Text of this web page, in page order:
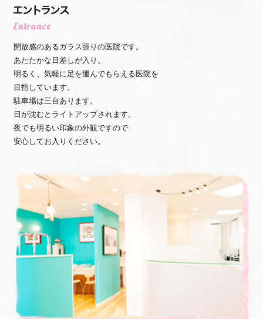
開放感のあるガラス張りの医院です。
あたたかな日差しが入り、
明るく、気軽に足を運んでもらえる医院を
目指しています。
駐車場は三台あります。
日が沈むとライトアップされます。
夜でも明るい印象の外観ですので
安心してお入りください。